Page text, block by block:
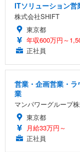
ITソリューション営
株式会社SHIFT
東京都
年収600万円～
正社員
営業・企画営業・
業
マンパワーグループ
東京都
月給33万円～
正社員